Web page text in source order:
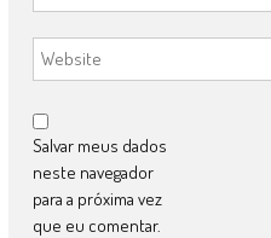
Salvar meus dados
neste navegador
para a próxima vez
que eu comentar.